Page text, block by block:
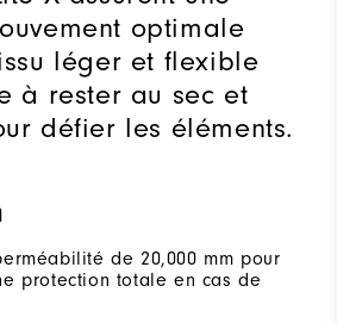
optimale
léger et flexible
à rester au sec et
défier les éléments.
de 20,000 mm pour
protection totale en cas de